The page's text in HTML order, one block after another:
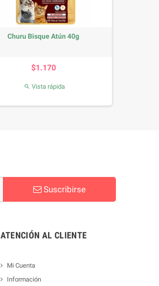
Churu Bisque Atún 40g
$1.170
 Vista rápida
Suscribirse
ATENCIÓN AL CLIENTE
Mi Cuenta
Información